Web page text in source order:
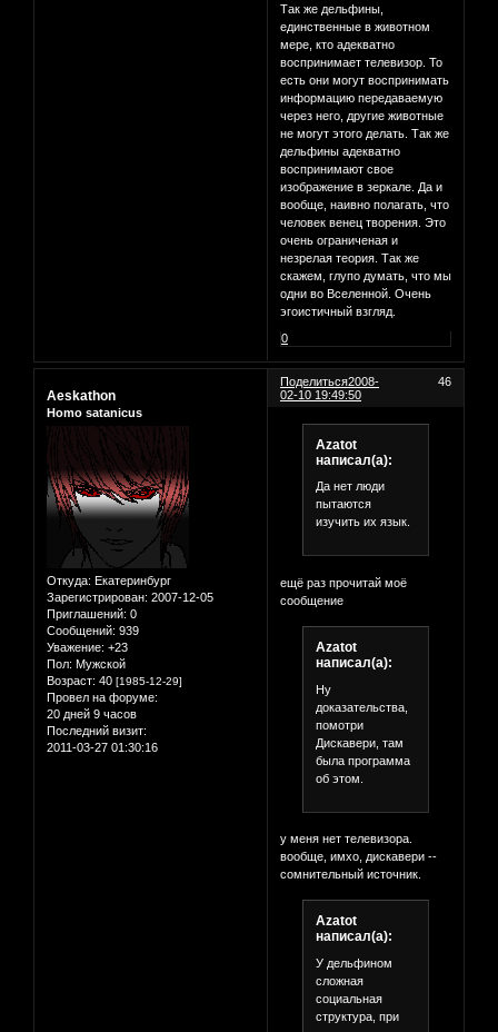
Так же дельфины,
единственные в животном
мере, кто адекватно
воспринимает телевизор. То
есть они могут воспринимать
информацию передаваемую
через него, другие животные
не могут этого делать. Так же
дельфины адекватно
воспринимают свое
изображение в зеркале. Да и
вообще, наивно полагать, что
человек венец творения. Это
очень ограниченая и
незрелая теория. Так же
скажем, глупо думать, что мы
одни во Вселенной. Очень
эгоистичный взгляд.
0
Поделиться 46
2008-
02-10 19:49:50
Aeskathon
Homo satanicus
Откуда: Екатеринбург
Зарегистрирован: 2007-12-05
Приглашений: 0
Сообщений: 939
Уважение: +23
Пол: Мужской
Возраст: 40 [1985-12-29]
Провел на форуме:
20 дней 9 часов
Последний визит:
2011-03-27 01:30:16
Azatot
написал(а):
Да нет люди
пытаются
изучить их язык.
ещё раз прочитай моё
сообщение
Azatot
написал(а):
Ну
доказательства,
помотри
Дискавери, там
была программа
об этом.
у меня нет телевизора.
вообще, имхо, дискавери --
сомнительный источник.
Azatot
написал(а):
У дельфином
сложная
социальная
структура, при